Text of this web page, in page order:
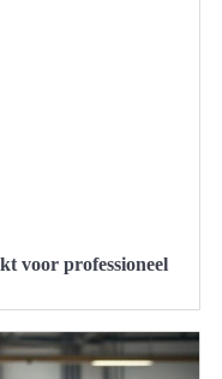
voor professioneel